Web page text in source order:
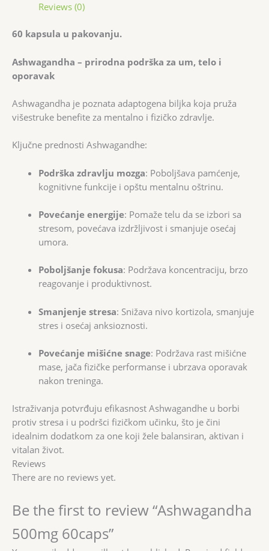
Reviews (0)
60 kapsula u pakovanju.
Ashwagandha – prirodna podrška za um, telo i
oporavak
Ashwagandha je poznata adaptogena biljka koja pruža
višestruke benefite za mentalno i fizičko zdravlje.
Ključne prednosti Ashwagandhe:
Podrška zdravlju mozga: Poboljšava pamćenje,
kognitivne funkcije i opštu mentalnu oštrinu.
Povećanje energije: Pomaže telu da se izbori sa
stresom, povećava izdržljivost i smanjuje osećaj
umora.
Poboljšanje fokusa: Podržava koncentraciju, brzo
reagovanje i produktivnost.
Smanjenje stresa: Snižava nivo kortizola, smanjuje
stres i osećaj anksioznosti.
Povećanje mišićne snage: Podržava rast mišićne
mase, jača fizičke performanse i ubrzava oporavak
nakon treninga.
Istraživanja potvrđuju efikasnost Ashwagandhe u borbi
protiv stresa i u podršci fizičkom učinku, što je čini
idealnim dodatkom za one koji žele balansiran, aktivan i
vitalan život.
Reviews
There are no reviews yet.
Be the first to review “Ashwagandha
500mg 60caps”